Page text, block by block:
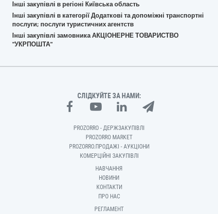
Інші закупівлі в регіоні Київська область
Інші закупівлі в категорії Додаткові та допоміжні транспортні
послуги; послуги туристичних агентств
Інші закупівлі замовника АКЦІОНЕРНЕ ТОВАРИСТВО
"УКРПОШТА"
СЛІДКУЙТЕ ЗА НАМИ:
PROZORRO - ДЕРЖЗАКУПІВЛІ
PROZORRO MARKET
PROZORRO.ПРОДАЖІ - АУКЦІОНИ
КОМЕРЦІЙНІ ЗАКУПІВЛІ
НАВЧАННЯ
НОВИНИ
КОНТАКТИ
ПРО НАС
РЕГЛАМЕНТ